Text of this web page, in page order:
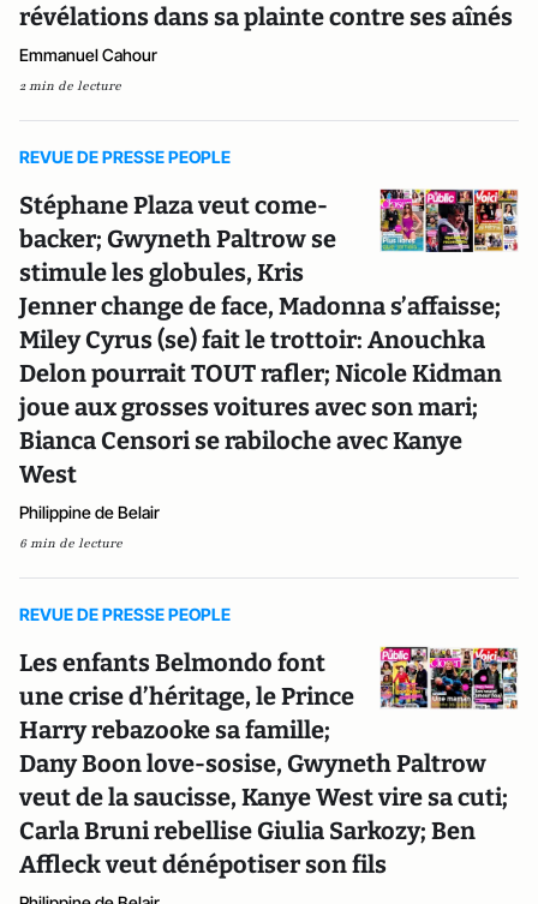
révélations dans sa plainte contre ses aînés
Emmanuel Cahour
2 min de lecture
REVUE DE PRESSE PEOPLE
Stéphane Plaza veut come-
backer; Gwyneth Paltrow se
stimule les globules, Kris
Jenner change de face, Madonna s’affaisse;
Miley Cyrus (se) fait le trottoir: Anouchka
Delon pourrait TOUT rafler; Nicole Kidman
joue aux grosses voitures avec son mari;
Bianca Censori se rabiloche avec Kanye
West
Philippine de Belair
6 min de lecture
REVUE DE PRESSE PEOPLE
Les enfants Belmondo font
une crise d’héritage, le Prince
Harry rebazooke sa famille;
Dany Boon love-sosise, Gwyneth Paltrow
veut de la saucisse, Kanye West vire sa cuti;
Carla Bruni rebellise Giulia Sarkozy; Ben
Affleck veut dénépotiser son fils